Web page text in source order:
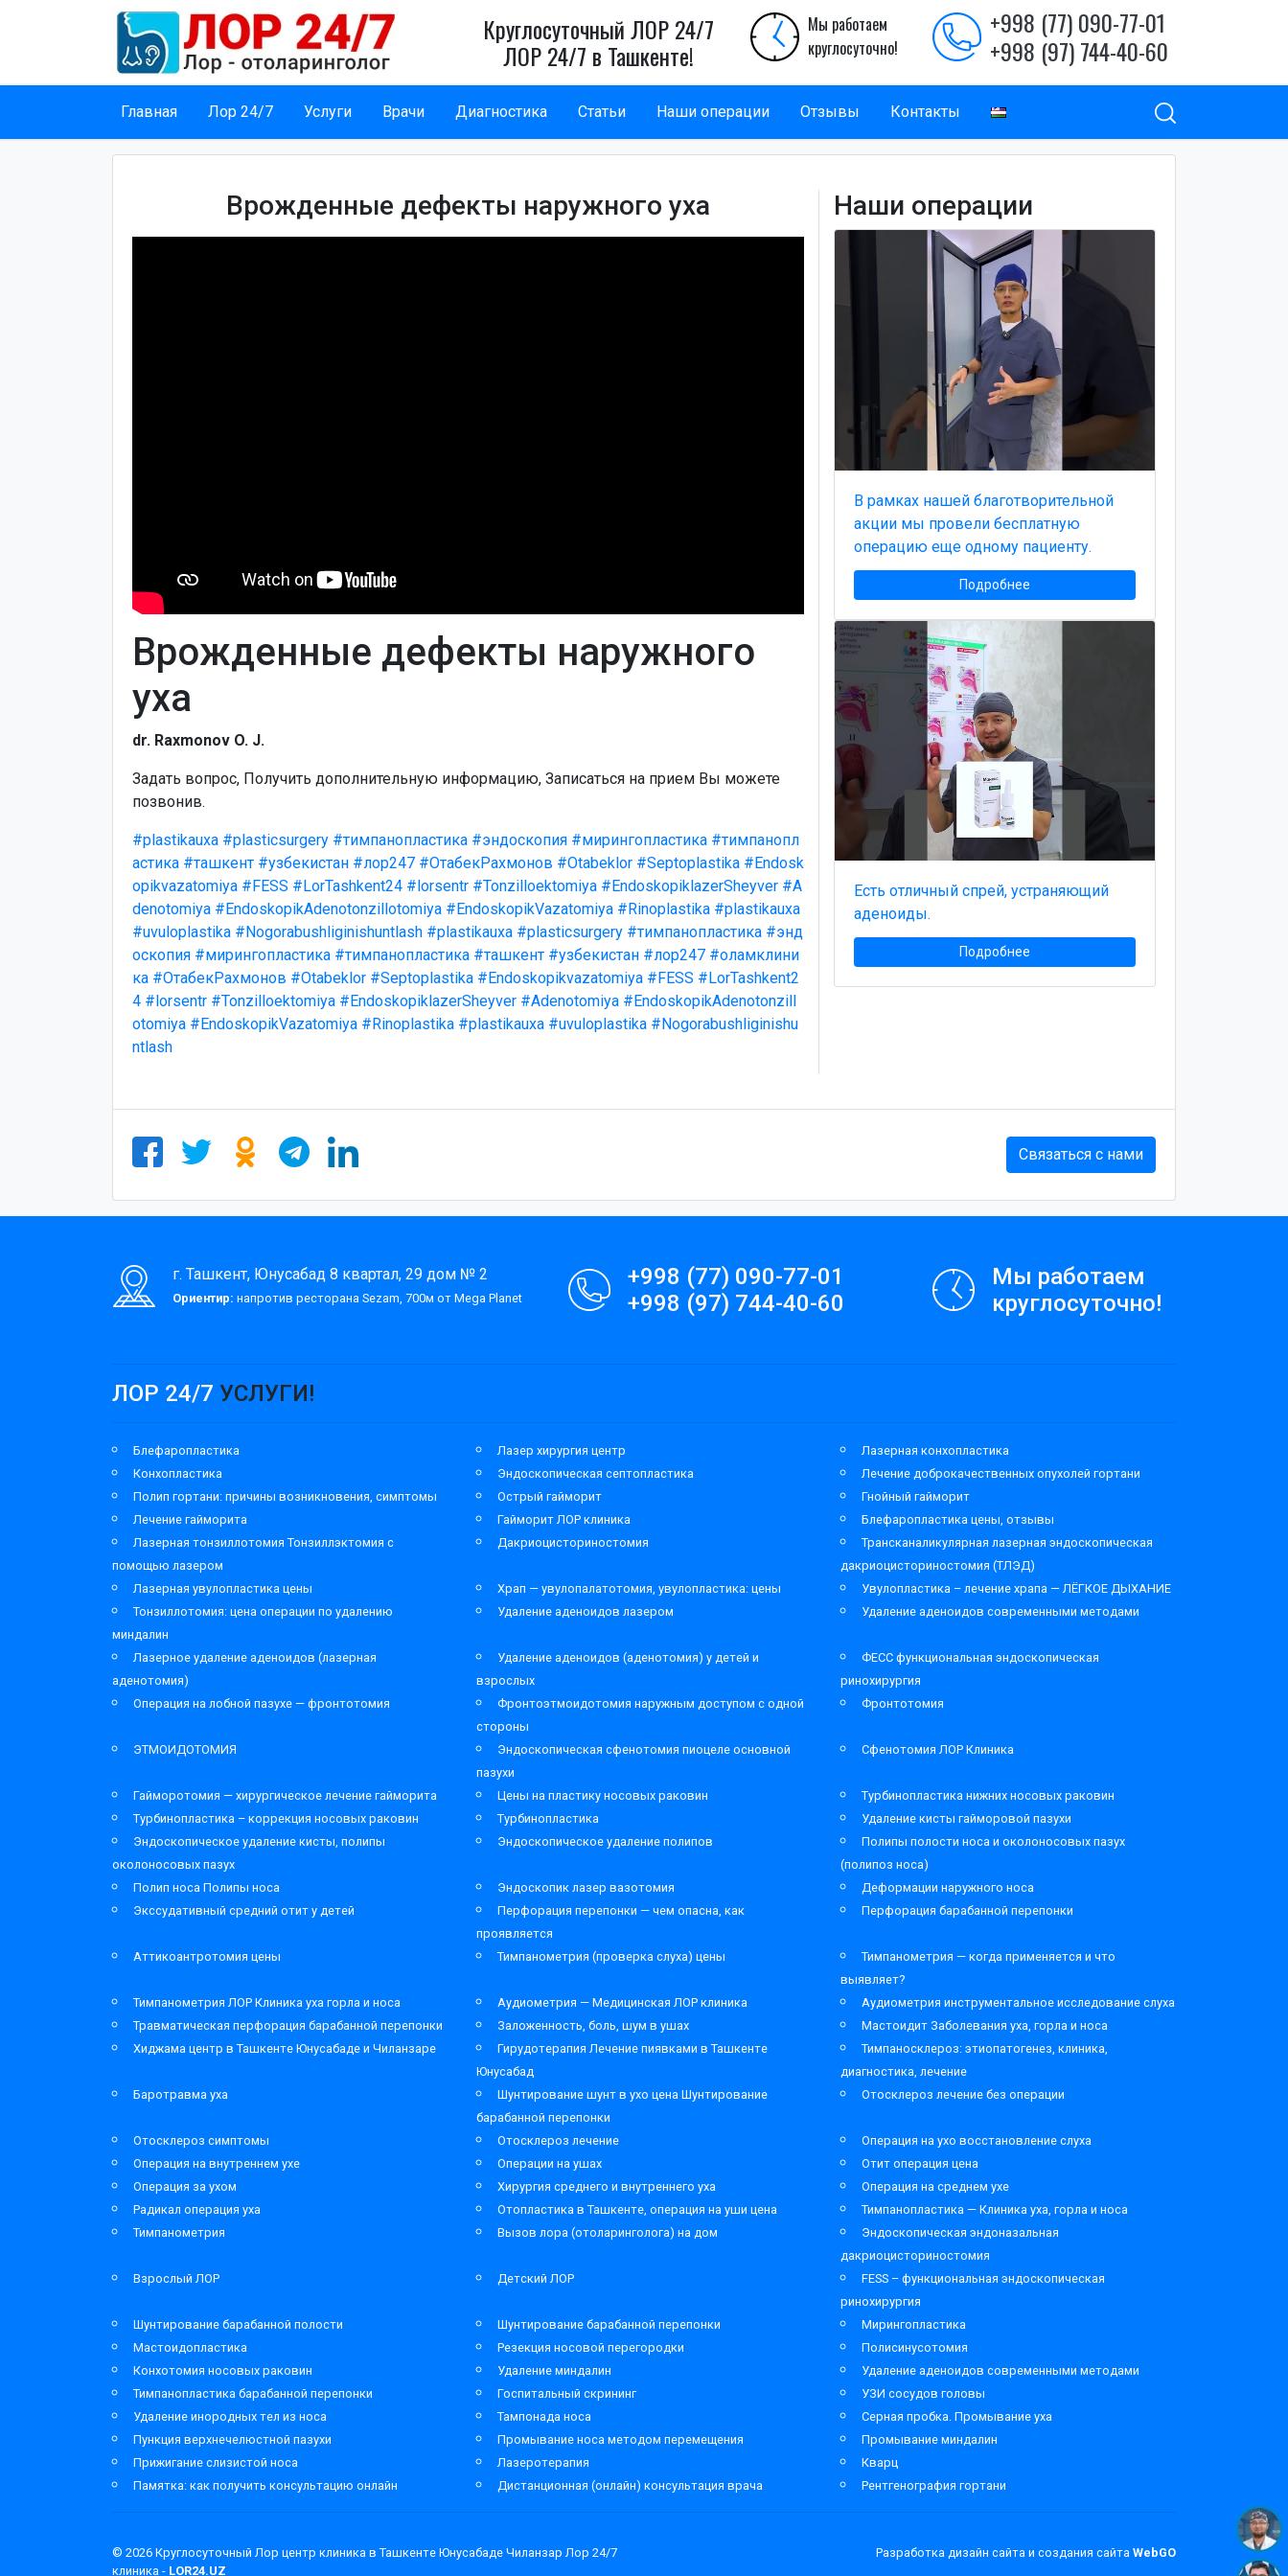
Круглосуточный ЛОР 24/7
ЛОР 24/7 в Ташкенте!
Мы работаем
круглосуточно!
+998 (77) 090-77-01
+998 (97) 744-40-60
Главная Лор 24/7 Услуги Врачи Диагностика Статьи Наши операции Отзывы Контакты
Врожденные дефекты наружного уха
Врожденные дефекты наружного
уха
dr. Raxmonov O. J.
Задать вопрос, Получить дополнительную информацию, Записаться на прием Вы можете
позвонив.
#plastikauxa #plasticsurgery #тимпанопластика #эндоскопия #мирингопластика #тимпанопл
астика #ташкент #узбекистан #лор247 #ОтабекРахмонов #Otabeklor #Septoplastika #Endosk
opikvazatomiya #FESS #LorTashkent24 #lorsentr #Tonzilloektomiya #EndoskopiklazerSheyver #A
denotomiya #EndoskopikAdenotonzillotomiya #EndoskopikVazatomiya #Rinoplastika #plastikauxa
#uvuloplastika #Nogorabushliginishuntlash #plastikauxa #plasticsurgery #тимпанопластика #энд
оскопия #мирингопластика #тимпанопластика #ташкент #узбекистан #лор247 #оламклини
ка #ОтабекРахмонов #Otabeklor #Septoplastika #Endoskopikvazatomiya #FESS #LorTashkent2
4 #lorsentr #Tonzilloektomiya #EndoskopiklazerSheyver #Adenotomiya #EndoskopikAdenotonzill
otomiya #EndoskopikVazatomiya #Rinoplastika #plastikauxa #uvuloplastika #Nogorabushliginishu
ntlash
Наши операции
В рамках нашей благотворительной
акции мы провели бесплатную
операцию еще одному пациенту.
Подробнее
Есть отличный спрей, устраняющий
аденоиды.
Подробнее
Связаться с нами
г. Ташкент, Юнусабад 8 квартал, 29 дом № 2
Ориентир: напротив ресторана Sezam, 700м от Mega Planet
+998 (77) 090-77-01
+998 (97) 744-40-60
Мы работаем
круглосуточно!
ЛОР 24/7 УСЛУГИ!
Блефаропластика Лазер хирургия центр
Лазерная конхопластика
Конхопластика
Эндоскопическая септопластика
Лечение доброкачественных опухолей гортани
Полип гортани: причины возникновения, симптомы
Острый гайморит
Гнойный гайморит
Лечение гайморита
Гайморит ЛОР клиника
Блефаропластика цены, отзывы
Лазерная тонзиллотомия Тонзиллэктомия с
помощью лазером
Дакриоцисториностомия
Трансканаликулярная лазерная эндоскопическая
дакриоцисториностомия (ТЛЭД)
Лазерная увулопластика цены
Храп — увулопалатотомия, увулопластика: цены
Увулопластика – лечение храпа — ЛЁГКОЕ ДЫХАНИЕ
Тонзиллотомия: цена операции по удалению
миндалин
Удаление аденоидов лазером Удаление аденоидов современными методами
Лазерное удаление аденоидов (лазерная
аденотомия)
Удаление аденоидов (аденотомия) у детей и
взрослых
ФЕСС функциональная эндоскопическая
ринохирургия
Операция на лобной пазухе — фронтотомия
Фронтоэтмоидотомия наружным доступом с одной
стороны
Фронтотомия
ЭТМОИДОТОМИЯ
Эндоскопическая сфенотомия пиоцеле основной
пазухи
Сфенотомия ЛОР Клиника
Гайморотомия — хирургическое лечение гайморита Цены на пластику носовых раковин
Турбинопластика нижних носовых раковин
Турбинопластика – коррекция носовых раковин
Турбинопластика
Удаление кисты гайморовой пазухи
Эндоскопическое удаление кисты, полипы
околоносовых пазух
Эндоскопическое удаление полипов
Полипы полости носа и околоносовых пазух
(полипоз носа)
Полип носа Полипы носа
Эндоскопик лазер вазотомия
Деформации наружного носа
Экссудативный средний отит у детей
Перфорация перепонки — чем опасна, как
проявляется
Перфорация барабанной перепонки
Аттикоантротомия цены Тимпанометрия (проверка слуха) цены
Тимпанометрия — когда применяется и что
выявляет?
Тимпанометрия ЛОР Клиника уха горла и носа
Аудиометрия — Медицинская ЛОР клиника
Аудиометрия инструментальное исследование слуха
Травматическая перфорация барабанной перепонки
Заложенность, боль, шум в ушах
Мастоидит Заболевания уха, горла и носа
Хиджама центр в Ташкенте Юнусабаде и Чиланзаре
Гирудотерапия Лечение пиявками в Ташкенте
Юнусабад
Тимпаносклероз: этиопатогенез, клиника,
диагностика, лечение
Баротравма уха
Шунтирование шунт в ухо цена Шунтирование
барабанной перепонки
Отосклероз лечение без операции
Отосклероз симптомы Отосклероз лечение
Операция на ухо восстановление слуха
Операция на внутреннем ухе
Операции на ушах
Отит операция цена
Операция за ухом
Хирургия среднего и внутреннего уха
Операция на среднем ухе
Радикал операция уха
Отопластика в Ташкенте, операция на уши цена
Тимпанопластика — Клиника уха, горла и носа
Тимпанометрия
Вызов лора (отоларинголога) на дом
Эндоскопическая эндоназальная
дакриоцисториностомия
Взрослый ЛОР
Детский ЛОР
FESS – функциональная эндоскопическая
ринохирургия
Шунтирование барабанной полости
Шунтирование барабанной перепонки
Мирингопластика
Мастоидопластика
Резекция носовой перегородки
Полисинусотомия
Конхотомия носовых раковин
Удаление миндалин
Удаление аденоидов современными методами
Тимпанопластика барабанной перепонки
Госпитальный скрининг
УЗИ сосудов головы
Удаление инородных тел из носа
Тампонада носа
Серная пробка. Промывание уха
Пункция верхнечелюстной пазухи
Промывание носа методом перемещения
Промывание миндалин
Прижигание слизистой носа
Лазеротерапия
Кварц
Памятка: как получить консультацию онлайн
Дистанционная (онлайн) консультация врача Рентгенография гортани
© 2026 Круглосуточный Лор центр клиника в Ташкенте Юнусабаде Чиланзар Лор 24/7
клиника - LOR24.UZ
Разработка дизайн сайта и создания сайта WebGO